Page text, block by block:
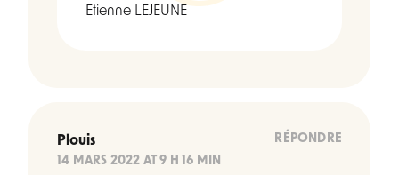
Etienne LEJEUNE
Plouis
14 MARS 2022 AT 9 H 16 MIN
RÉPONDRE